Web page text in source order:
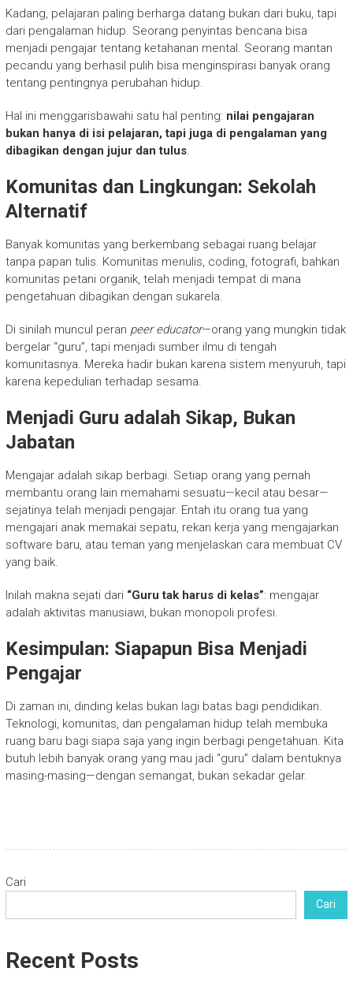
Kadang, pelajaran paling berharga datang bukan dari buku, tapi
dari pengalaman hidup. Seorang penyintas bencana bisa
menjadi pengajar tentang ketahanan mental. Seorang mantan
pecandu yang berhasil pulih bisa menginspirasi banyak orang
tentang pentingnya perubahan hidup.
Hal ini menggarisbawahi satu hal penting: nilai pengajaran
bukan hanya di isi pelajaran, tapi juga di pengalaman yang
dibagikan dengan jujur dan tulus.
Komunitas dan Lingkungan: Sekolah
Alternatif
Banyak komunitas yang berkembang sebagai ruang belajar
tanpa papan tulis. Komunitas menulis, coding, fotografi, bahkan
komunitas petani organik, telah menjadi tempat di mana
pengetahuan dibagikan dengan sukarela.
Di sinilah muncul peran peer educator—orang yang mungkin tidak
bergelar “guru”, tapi menjadi sumber ilmu di tengah
komunitasnya. Mereka hadir bukan karena sistem menyuruh, tapi
karena kepedulian terhadap sesama.
Menjadi Guru adalah Sikap, Bukan
Jabatan
Mengajar adalah sikap berbagi. Setiap orang yang pernah
membantu orang lain memahami sesuatu—kecil atau besar—
sejatinya telah menjadi pengajar. Entah itu orang tua yang
mengajari anak memakai sepatu, rekan kerja yang mengajarkan
software baru, atau teman yang menjelaskan cara membuat CV
yang baik.
Inilah makna sejati dari “Guru tak harus di kelas”: mengajar
adalah aktivitas manusiawi, bukan monopoli profesi.
Kesimpulan: Siapapun Bisa Menjadi
Pengajar
Di zaman ini, dinding kelas bukan lagi batas bagi pendidikan.
Teknologi, komunitas, dan pengalaman hidup telah membuka
ruang baru bagi siapa saja yang ingin berbagi pengetahuan. Kita
butuh lebih banyak orang yang mau jadi “guru” dalam bentuknya
masing-masing—dengan semangat, bukan sekadar gelar.
Cari
Cari
Recent Posts